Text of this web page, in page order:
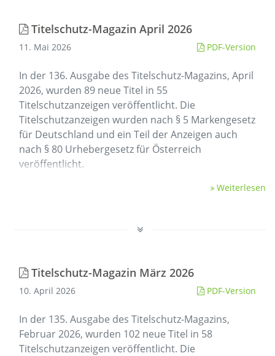
Titelschutz-Magazin April 2026
11. Mai 2026 PDF-Version
In der 136. Ausgabe des Titelschutz-Magazins, April
2026, wurden 89 neue Titel in 55
Titelschutzanzeigen veröffentlicht. Die
Titelschutzanzeigen wurden nach § 5 Markengesetz
für Deutschland und ein Teil der Anzeigen auch
nach § 80 Urhebergesetz für Österreich
veröffentlicht.
Weiterlesen
Titelschutz-Magazin März 2026
10. April 2026 PDF-Version
In der 135. Ausgabe des Titelschutz-Magazins,
Februar 2026, wurden 102 neue Titel in 58
Titelschutzanzeigen veröffentlicht. Die